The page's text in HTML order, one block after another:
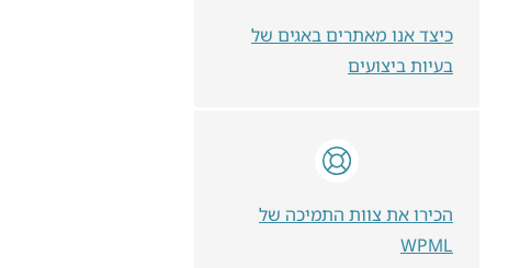
כיצד אנו מאתרים באגים של
בעיות ביצועים
הכירו את צוות התמיכה של
WPML